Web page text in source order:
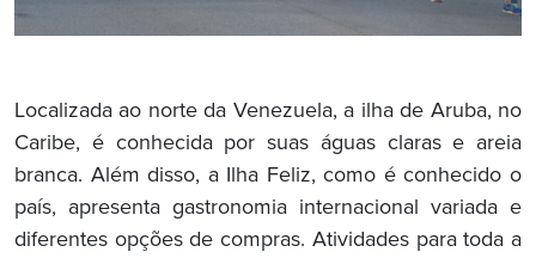
Localizada ao norte da Venezuela, a ilha de Aruba, no
Caribe, é conhecida por suas águas claras e areia
branca. Além disso, a Ilha Feliz, como é conhecido o
país, apresenta gastronomia internacional variada e
diferentes opções de compras. Atividades para toda a